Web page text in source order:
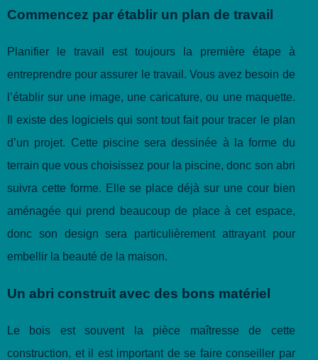
Commencez par établir un plan de travail
Planifier le travail est toujours la première étape à
entreprendre pour assurer le travail. Vous avez besoin de
l’établir sur une image, une caricature, ou une maquette.
Il existe des logiciels qui sont tout fait pour tracer le plan
d’un projet. Cette piscine sera dessinée à la forme du
terrain que vous choisissez pour la piscine, donc son abri
suivra cette forme. Elle se place déjà sur une cour bien
aménagée qui prend beaucoup de place à cet espace,
donc son design sera particulièrement attrayant pour
embellir la beauté de la maison.
Un abri construit avec des bons matériel
Le bois est souvent la pièce maîtresse de cette
construction, et il est important de se faire conseiller par